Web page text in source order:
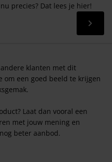
precies? Dat lees je hier!
Lees
klanten met dit
een goed beeld te krijgen
Laat dan vooral een
met jouw mening en
beter aanbod.